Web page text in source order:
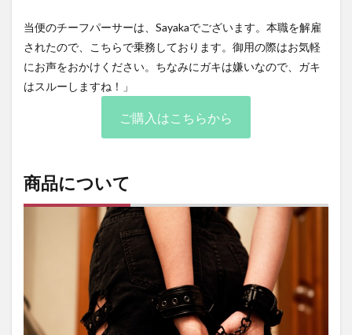
当便のチーフパーサーは、Sayakaでございます。本職を解雇
されたので、こちらで乗務しております。御用の際はお気軽
にお声をおかけください。ちなみにガキは嫌いなので、ガキ
はスルーしますね！」
ご購入はこちらから
商品について